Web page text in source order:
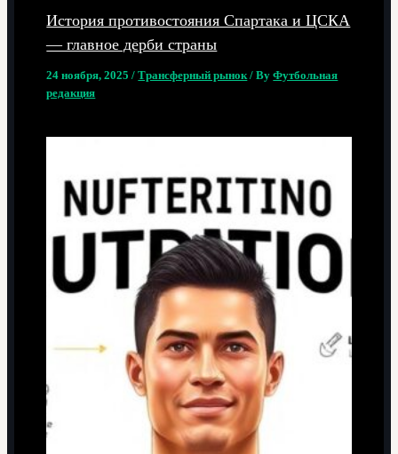
История противостояния Спартака и ЦСКА
— главное дерби страны
24 ноября, 2025/Трансферный рынок / ByФутбольная
редакция